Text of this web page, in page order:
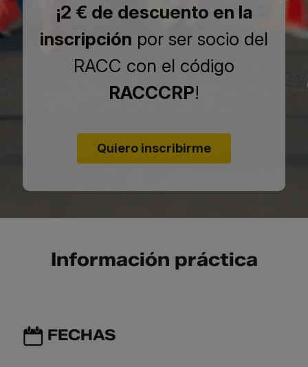
¡2 € de descuento en la
inscripción por ser socio del
RACC con el código
RACCCRP!
Quiero inscribirme
Información práctica
FECHAS